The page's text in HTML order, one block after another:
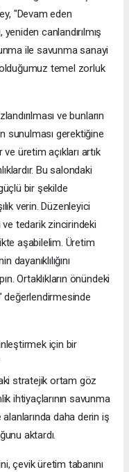
"Devam eden
canlandırılmış
ile savunma sanayi
olduğumuz temel zorluk
ve bunların
sunulması gerektiğine
üretim açıkları artık
Bu salondaki
bir şekilde
verin. Düzenleyici
ve tedarik zincirindeki
aşabilelim. Üretim
Ortaklıkların önündeki
değerlendirmesinde
için bir
stratejik ortam göz
ihtiyaçlarının savunma
daha derin iş
aktardı.
çevik üretim tabanını